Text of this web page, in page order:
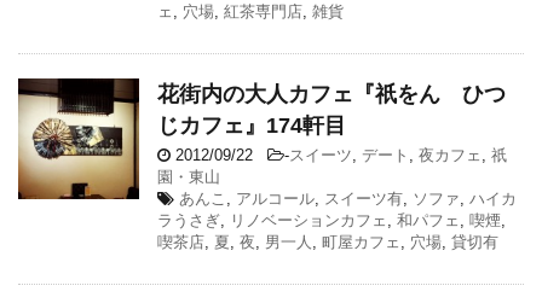
ェ , 穴場, 紅茶専門店, 雑貨
花街内の大人カフェ『祇をん ひつ
じカフェ』174軒目
2012/09/22 -スイーツ, デート , 夜カフェ , 祇
園・東山
あんこ , アルコール, スイーツ有, ソファ, ハイカ
ラうさぎ, リノベーションカフェ , 和パフェ , 喫煙,
喫茶店, 夏, 夜, 男一人 , 町屋カフェ , 穴場, 貸切有